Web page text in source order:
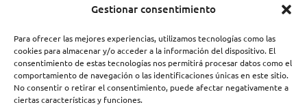
Gestionar consentimiento
Para ofrecer las mejores experiencias, utilizamos tecnologías como las
cookies para almacenar y/o acceder a la información del dispositivo. El
consentimiento de estas tecnologías nos permitirá procesar datos como el
comportamiento de navegación o las identificaciones únicas en este sitio.
No consentir o retirar el consentimiento, puede afectar negativamente a
ciertas características y funciones.